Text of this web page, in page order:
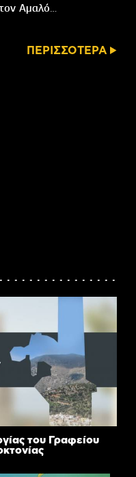
τον Αμαλό…
ΠΕΡΙΣΣΟΤΕΡΑ
του Γραφείου